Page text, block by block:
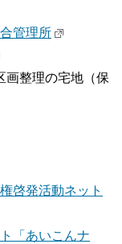
管理所
画整理の宅地（保
啓発活動ネット
「あいこんナ